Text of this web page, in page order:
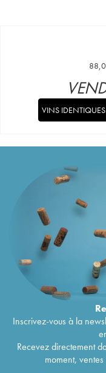
VINS
Inscrivez-vous à la
Recevez directement
moment,